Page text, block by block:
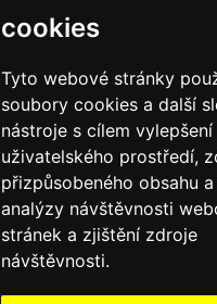
cookies
Tyto webové stránky
soubory cookies a další
nástroje s cílem vylepšení
uživatelského prostředí,
přizpůsobeného obsahu
analýzy návštěvnosti
stránek a zjištění zdroje
návštěvnosti.
cookies
Tyto webové stránky
soubory cookies a další
nástroje s cílem vylepšení
uživatelského prostředí,
přizpůsobeného obsahu
analýzy návštěvnosti
stránek a zjištění zdroje
návštěvnosti.
S.r.l.
Limited
and Control Systems Ltd.
GmbH & Co. KG
NORMALIZZATI
Components
S.R.L.
S.r.l